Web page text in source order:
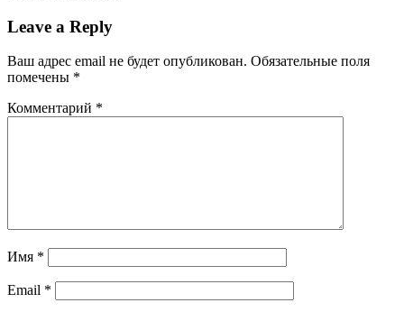
Leave a Reply
Ваш адрес email не будет опубликован. Обязательные поля
помечены *
Комментарий *
Имя *
Email *